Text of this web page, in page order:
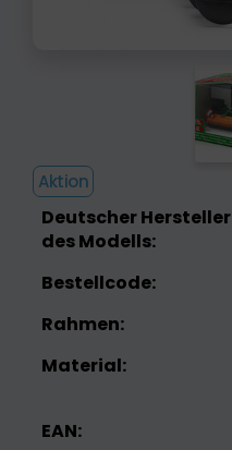
Aktion
Deutscher Hersteller
des Modells:
Bestellcode:
Rahmen:
Material:
EAN: